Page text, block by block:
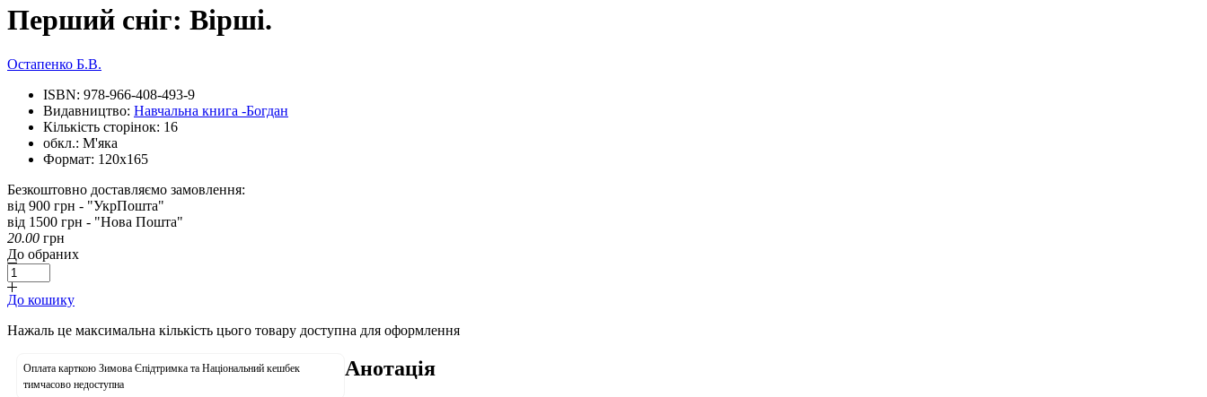
Перший сніг: Вірші.
Остапенко Б.В.
ISBN: 978-966-408-493-9
Видавництво: Навчальна книга -Богдан
Кількість сторінок: 16
обкл.: М'яка
Формат: 120х165
Безкоштовно доставляємо замовлення:
від 900 грн - "УкрПошта"
від 1500 грн - "Нова Пошта"
20.00 грн
До обраних
До кошику
Нажаль це максимальна кількість цього товару доступна для оформлення
Оплата карткою Зимова Єпідтримка та Національний кешбек
тимчасово недоступна
Анотація